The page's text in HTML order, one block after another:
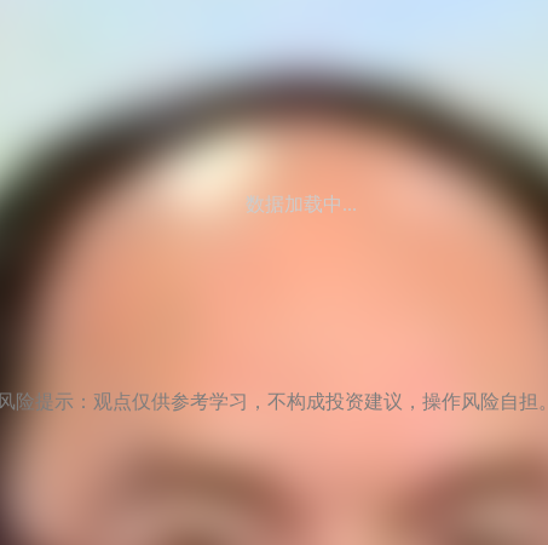
数据加载中...
风险提示：观点仅供参考学习，不构成投资建议，操作风险自担